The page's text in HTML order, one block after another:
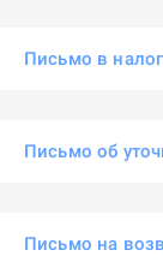
Письмо в
Письмо об
Письмо на